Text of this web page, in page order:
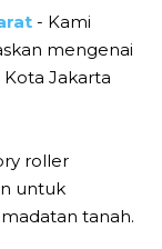
- Kami
mengenai
Jakarta
roller
untuk
tanah.